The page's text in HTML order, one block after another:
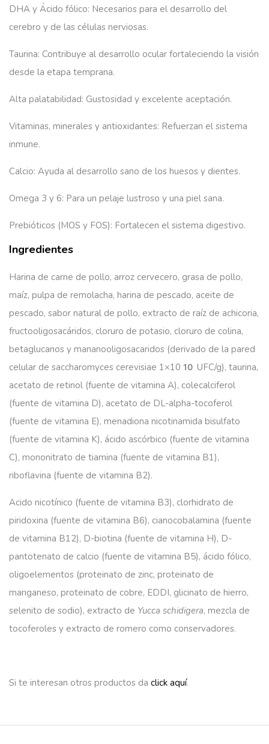
DHA y Ácido fólico: Necesarios para el desarrollo del
cerebro y de las células nerviosas.
Taurina: Contribuye al desarrollo ocular fortaleciendo la visión
desde la etapa temprana.
Alta palatabilidad: Gustosidad y excelente aceptación.
Vitaminas, minerales y antioxidantes: Refuerzan el sistema
inmune.
Calcio: Ayuda al desarrollo sano de los huesos y dientes.
Omega 3 y 6: Para un pelaje lustroso y una piel sana.
Prebióticos (MOS y FOS): Fortalecen el sistema digestivo.
Ingredientes
Harina de carne de pollo, arroz cervecero, grasa de pollo,
maíz, pulpa de remolacha, harina de pescado, aceite de
pescado, sabor natural de pollo, extracto de raíz de achicoria,
fructooligosacáridos, cloruro de potasio, cloruro de colina,
betaglucanos y mananooligosacaridos (derivado de la pared
celular de saccharomyces cerevisiae 1×10 10 UFC/g), taurina,
acetato de retinol (fuente de vitamina A), colecalciferol
(fuente de vitamina D), acetato de DL-alpha-tocoferol
(fuente de vitamina E), menadiona nicotinamida bisulfato
(fuente de vitamina K), ácido ascórbico (fuente de vitamina
C), mononitrato de tiamina (fuente de vitamina B1),
riboflavina (fuente de vitamina B2).
Acido nicotínico (fuente de vitamina B3), clorhidrato de
piridoxina (fuente de vitamina B6), cianocobalamina (fuente
de vitamina B12), D-biotina (fuente de vitamina H), D-
pantotenato de calcio (fuente de vitamina B5), ácido fólico,
oligoelementos (proteinato de zinc, proteinato de
manganeso, proteinato de cobre, EDDI, glicinato de hierro,
selenito de sodio), extracto de Yucca schidigera, mezcla de
tocoferoles y extracto de romero como conservadores.
Si te interesan otros productos da click aquí.